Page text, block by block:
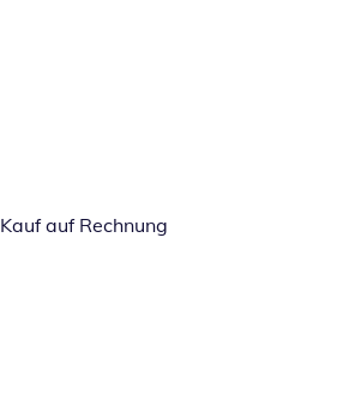
Kauf auf Rechnung